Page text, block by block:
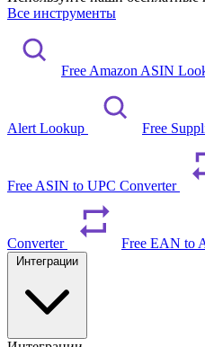
Все инструменты
Free Amazon ASIN
Alert Lookup Free
Free ASIN to UPC Converter
Converter Free EAN to